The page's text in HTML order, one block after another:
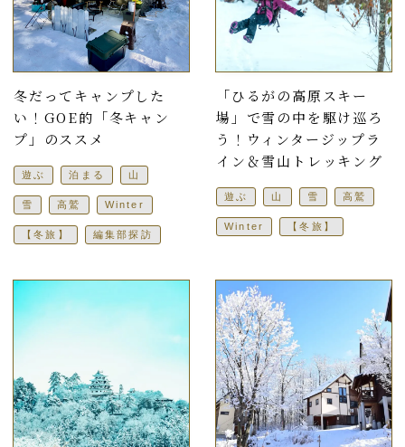
冬だってキャンプした
い！GOE的「冬キャン
プ」のススメ
遊ぶ 泊まる 山
雪 高鷲 Winter
【冬旅】 編集部探訪
「ひるがの高原スキー
場」で雪の中を駆け巡ろ
う！ウィンタージップラ
イン＆雪山トレッキング
遊ぶ 山 雪 高鷲
Winter 【冬旅】